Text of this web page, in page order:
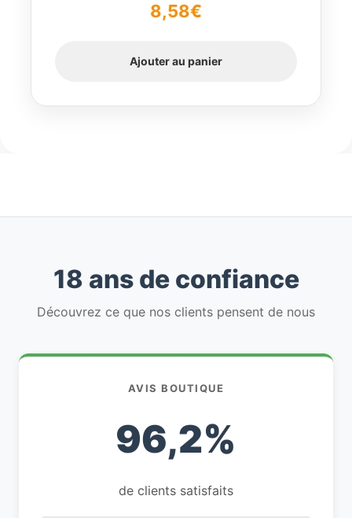
5
8,58€
Ajouter au panier
18 ans de confiance
Découvrez ce que nos clients pensent de nous
AVIS BOUTIQUE
96,2%
de clients satisfaits